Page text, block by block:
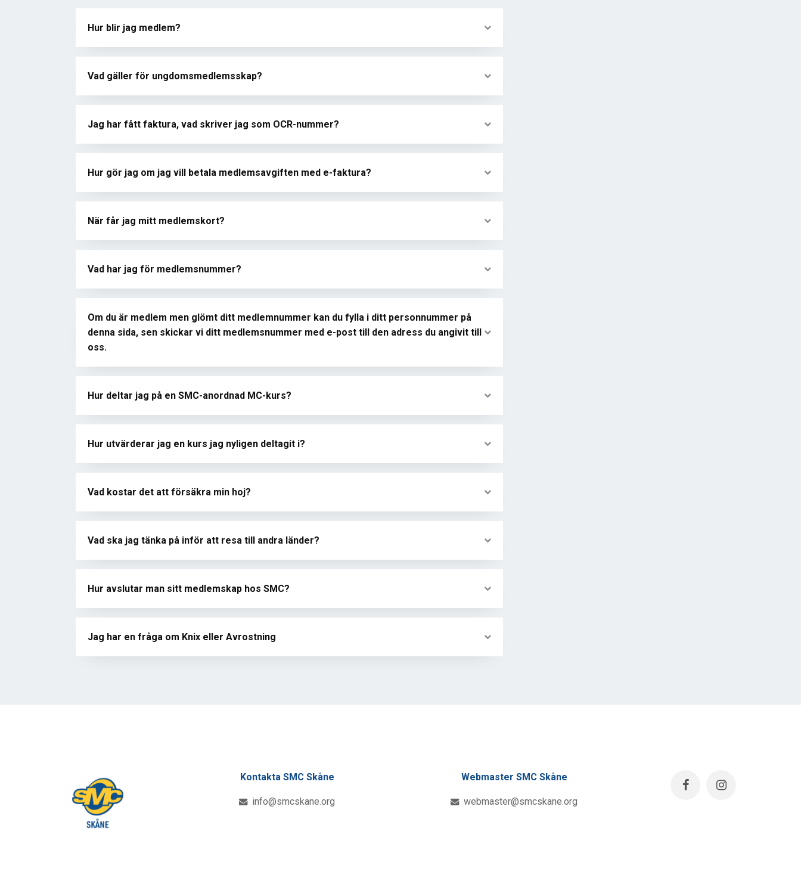
Hur blir jag medlem?
Vad gäller för ungdomsmedlemsskap?
Jag har fått faktura, vad skriver jag som OCR-nummer?
Hur gör jag om jag vill betala medlemsavgiften med e-faktura?
När får jag mitt medlemskort?
Vad har jag för medlemsnummer?
Om du är medlem men glömt ditt medlemnummer kan du fylla i ditt personnummer på
denna sida, sen skickar vi ditt medlemsnummer med e-post till den adress du angivit till
oss.
Hur deltar jag på en SMC-anordnad MC-kurs?
Hur utvärderar jag en kurs jag nyligen deltagit i?
Vad kostar det att försäkra min hoj?
Vad ska jag tänka på inför att resa till andra länder?
Hur avslutar man sitt medlemskap hos SMC?
Jag har en fråga om Knix eller Avrostning
Kontakta SMC Skåne
info@smcskane.org
Webmaster SMC Skåne
webmaster@smcskane.org